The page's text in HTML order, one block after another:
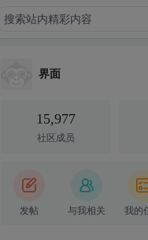
界面
15,977
社区成员
发帖 与我相关 我的